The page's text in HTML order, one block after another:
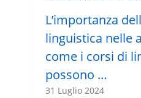
L’importanza
linguistica nelle
come i corsi di
possono …
31 Luglio 2024